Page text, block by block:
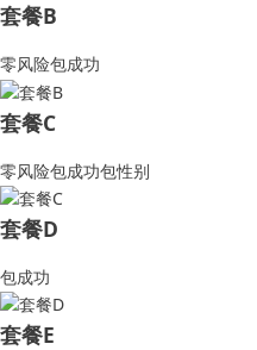
套餐B
零风险包成功
套餐C
零风险包成功包性别
套餐D
包成功
套餐E